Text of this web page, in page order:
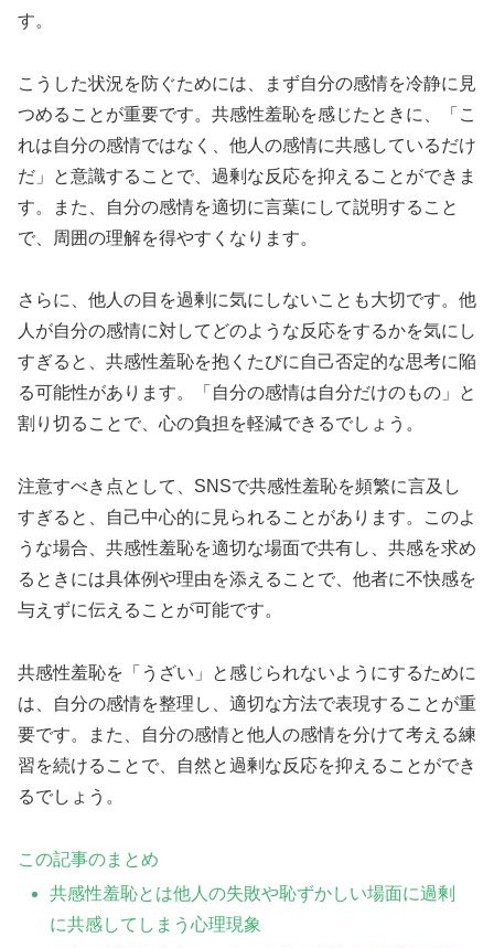
す。
こうした状況を防ぐためには、まず自分の感情を冷静に見
つめることが重要です。共感性羞恥を感じたときに、「こ
れは自分の感情ではなく、他人の感情に共感しているだけ
だ」と意識することで、過剰な反応を抑えることができま
す。また、自分の感情を適切に言葉にして説明すること
で、周囲の理解を得やすくなります。
さらに、他人の目を過剰に気にしないことも大切です。他
人が自分の感情に対してどのような反応をするかを気にし
すぎると、共感性羞恥を抱くたびに自己否定的な思考に陥
る可能性があります。「自分の感情は自分だけのもの」と
割り切ることで、心の負担を軽減できるでしょう。
注意すべき点として、SNSで共感性羞恥を頻繁に言及し
すぎると、自己中心的に見られることがあります。このよ
うな場合、共感性羞恥を適切な場面で共有し、共感を求め
るときには具体例や理由を添えることで、他者に不快感を
与えずに伝えることが可能です。
共感性羞恥を「うざい」と感じられないようにするために
は、自分の感情を整理し、適切な方法で表現することが重
要です。また、自分の感情と他人の感情を分けて考える練
習を続けることで、自然と過剰な反応を抑えることができ
るでしょう。
この記事のまとめ
共感性羞恥とは他人の失敗や恥ずかしい場面に過剰
に共感してしまう心理現象